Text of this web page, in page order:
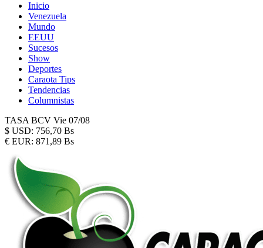
Inicio
Venezuela
Mundo
EEUU
Sucesos
Show
Deportes
Caraota Tips
Tendencias
Columnistas
TASA BCV Vie 07/08
$ USD: 756,70 Bs
€ EUR: 871,89 Bs